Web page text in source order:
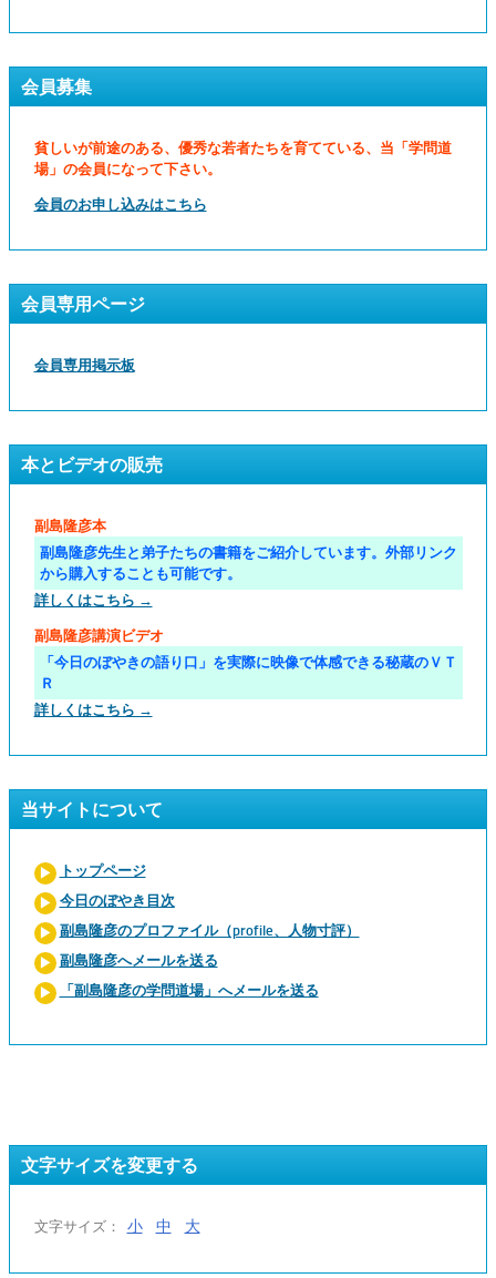
会員募集
貧しいが前途のある、優秀な若者たちを育てている、当「学問道
場」の会員になって下さい。
会員のお申し込みはこちら
会員専用ページ
会員専用掲示板
本とビデオの販売
副島隆彦本
副島隆彦先生と弟子たちの書籍をご紹介しています。外部リンク
から購入することも可能です。
詳しくはこちら →
副島隆彦講演ビデオ
「今日のぼやきの語り口」を実際に映像で体感できる秘蔵のＶＴ
Ｒ
詳しくはこちら →
当サイトについて
トップページ
今日のぼやき目次
副島隆彦のプロファイル（profile、人物寸評）
副島隆彦へメールを送る
「副島隆彦の学問道場」へメールを送る
文字サイズを変更する
文字サイズ： 小 中 大